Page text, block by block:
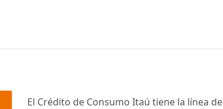
El Crédito de Consumo Itaú tiene la línea de